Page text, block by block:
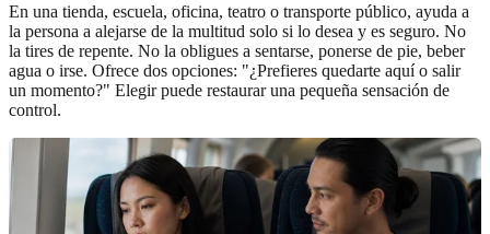
En una tienda, escuela, oficina, teatro o transporte público, ayuda a
la persona a alejarse de la multitud solo si lo desea y es seguro. No
la tires de repente. No la obligues a sentarse, ponerse de pie, beber
agua o irse. Ofrece dos opciones: "¿Prefieres quedarte aquí o salir
un momento?" Elegir puede restaurar una pequeña sensación de
control.